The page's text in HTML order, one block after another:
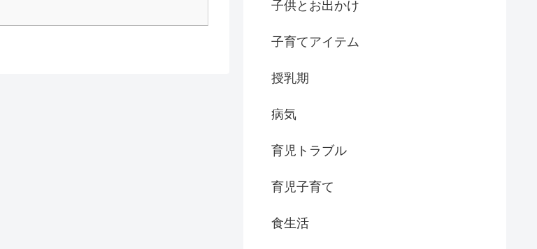
子供とお出かけ
子育てアイテム
授乳期
病気
育児トラブル
育児子育て
食生活